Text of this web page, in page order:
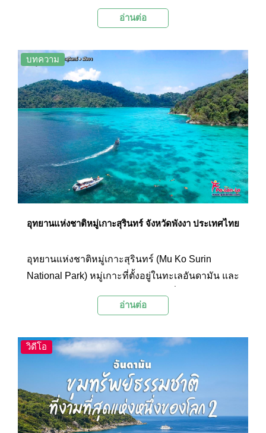
เอกลักษณ์ แถมยังได้สัมผัสบรรยากาศ ที่ต่างจากที่
สัมผัสวิวพระอาทิตย์ตกดินทั่วไทย ทั้ง 14 จุด ที่เค้าว่า
กันว่า เวลาที่พระอาทิตย์ตกในแต่ละที่นั้น มันจะเผย
ความงามออกมาไม่เหมือนกัน ล้วนแต่แสดง
เอกลักษณ์ที่ต่างกัน ทั้งแสง สี ก้อนเมฆ และทิวทัศน์ที่
เป็นฉากหลัง
อ่านต่อ
บทความ
อุทยานแห่งชาติหมู่เกาะสุรินทร์ จังหวัดพังงา ประเทศไทย
อุทยานแห่งชาติหมู่เกาะสุรินทร์ (Mu Ko Surin
National Park) หมู่เกาะที่ตั้งอยู่ในทะเลอันดามัน และ
ตะวันตกของไทยประมาณ 70 กิโลเมตร ประกอบ
ใต้ เกาะรี เกาะไข่ และเกาะกลาง
อ่านต่อ
วิดีโอ